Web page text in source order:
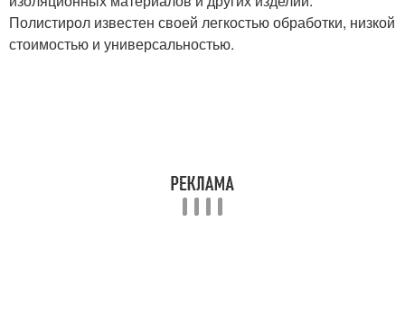
Полистирол известен своей легкостью обработки, низкой
стоимостью и универсальностью.